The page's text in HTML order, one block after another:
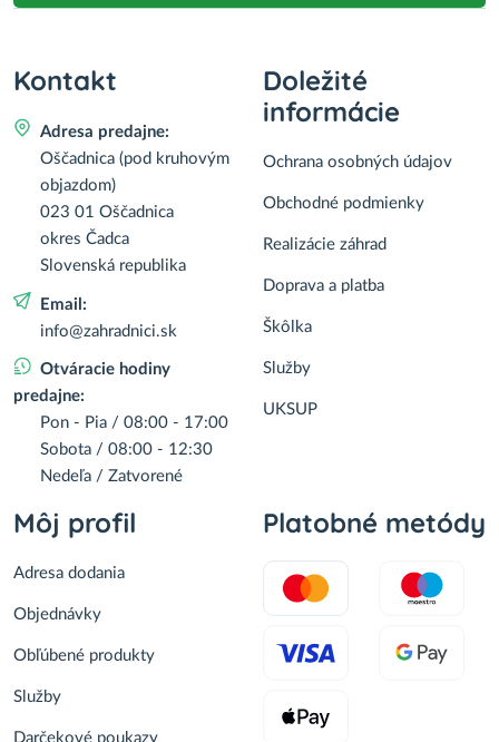
Kontakt
Adresa predajne:
Oščadnica (pod kruhovým
objazdom)
023 01 Oščadnica
okres Čadca
Slovenská republika
Email:
info@zahradnici.sk
Otváracie hodiny
predajne:
Pon - Pia / 08:00 - 17:00
Sobota / 08:00 - 12:30
Nedeľa / Zatvorené
Doležité
informácie
Ochrana osobných údajov
Obchodné podmienky
Realizácie záhrad
Doprava a platba
Škôlka
Služby
UKSUP
Môj profil
Adresa dodania
Objednávky
Obľúbené produkty
Služby
Darčekové poukazy
Platobné metódy